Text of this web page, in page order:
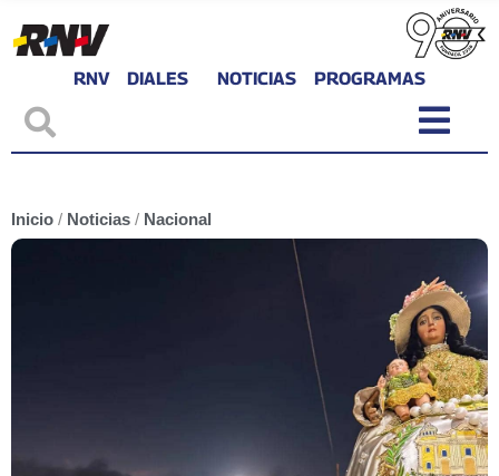
RNV DIALES NOTICIAS PROGRAMAS
Inicio / Noticias / Nacional